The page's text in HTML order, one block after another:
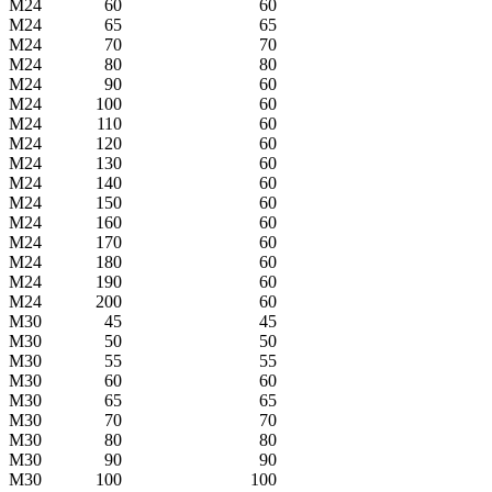
M24 60
60
M24
65
65
M24
70
70
M24
80
80
M24
90
60
M24
100
60
M24
110
60
M24
120
60
M24
130
60
M24
140
60
M24
150
60
M24
160
60
M24
170
60
M24
180
60
M24
190
60
M24
200
60
M30
45
45
M30
50
50
M30
55
55
M30
60
60
M30
65
65
M30
70
70
M30
80
80
M30
90
90
M30
100
100